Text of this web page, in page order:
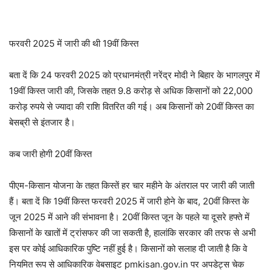
फरवरी 2025 में जारी की थी 19वीं किस्त
बता दें कि 24 फरवरी 2025 को प्रधानमंत्री नरेंद्र मोदी ने बिहार के भागलपुर में
19वीं किस्त जारी की, जिसके तहत 9.8 करोड़ से अधिक किसानों को 22,000
करोड़ रुपये से ज्यादा की राशि वितरित की गई। अब किसानों को 20वीं किस्त का
बेसब्री से इंतजार है।
कब जारी होगी 20वीं किस्त
पीएम-किसान योजना के तहत किस्तें हर चार महीने के अंतराल पर जारी की जाती
हैं। बता दें कि 19वीं किस्त फरवरी 2025 में जारी होने के बाद, 20वीं किस्त के
जून 2025 में आने की संभावना है। 20वीं किस्त जून के पहले या दूसरे हफ्ते में
किसानों के खातों में ट्रांसफर की जा सकती है, हालांकि सरकार की तरफ से अभी
इस पर कोई आधिकारिक पुष्टि नहीं हुई है। किसानों को सलाह दी जाती है कि वे
नियमित रूप से आधिकारिक वेबसाइट pmkisan.gov.in पर अपडेट्स चेक